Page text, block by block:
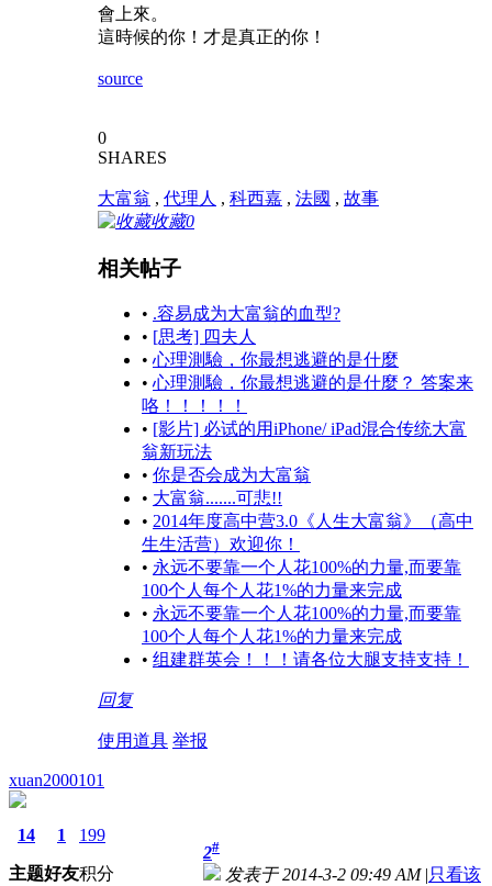
會上來。
這時候的你！才是真正的你！
source
0
SHARES
大富翁 , 代理人 , 科西嘉 , 法國 , 故事
收藏0
相关帖子
• .容易成为大富翁的血型?
• [思考] 四夫人
• 心理測驗，你最想逃避的是什麼
• 心理測驗，你最想逃避的是什麼？ 答案来
咯！！！！！
• [影片] 必试的用iPhone/ iPad混合传统大富
翁新玩法
• 你是否会成为大富翁
• 大富翁.......可悲!!
• 2014年度高中营3.0《人生大富翁》（高中
生生活营）欢迎你！
• 永远不要靠一个人花100%的力量,而要靠
100个人每个人花1%的力量来完成
• 永远不要靠一个人花100%的力量,而要靠
100个人每个人花1%的力量来完成
• 组建群英会！！！请各位大腿支持支持！
回复
使用道具 举报
xuan2000101
14
主题
1
好友
199
积分
2#
发表于 2014-3-2 09:49 AM |只看该